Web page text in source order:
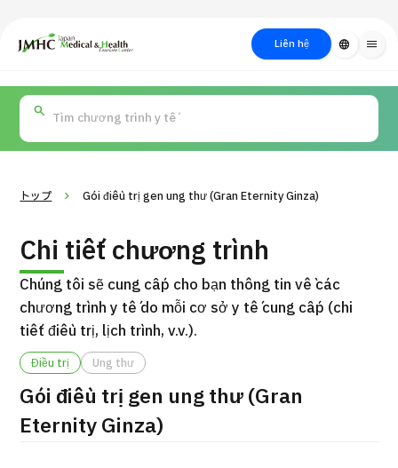
Trung tâm Du lịch Y tế & Sức khỏe Nhật Bản (JMHC)
Liên hệ language menu
Về Japan
Medical
Quy trình khám chữa
bệnh
Tìm theo
bộ phận
Tìm theo xét
nghiệm / phương
kiếm y
thẩm mỹ
PICK UP PROGRAM
Gói dịch vụ ý kiến y tế thứ hai cho bệnh nhân quốc tế（Bệnh
viện Đa khoa Shonan Kamakura）
治療 治療
トップ Gói điều trị gen ung thư (Gran Eternity Ginza)
Chi tiết chương trình
Chúng tôi sẽ cung cấp cho bạn thông tin về các
chương trình y tế do mỗi cơ sở y tế cung cấp (chi
tiết điều trị, lịch trình, v.v.).
Điều trị Ung thư
Gói điều trị gen ung thư (Gran
Eternity Ginza)